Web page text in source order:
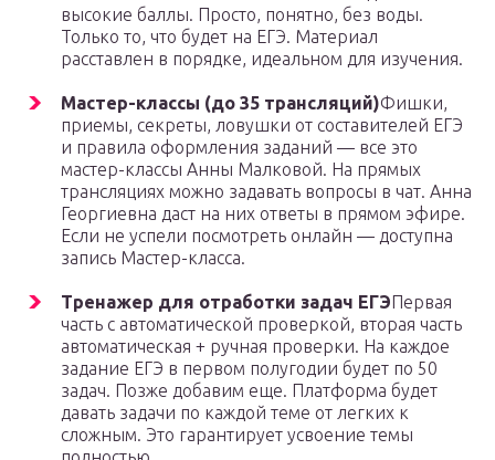
высокие баллы. Просто, понятно, без воды.
Только то, что будет на ЕГЭ. Материал
расставлен в порядке, идеальном для изучения.
Мастер-классы (до 35 трансляций)Фишки,
приемы, секреты, ловушки от составителей ЕГЭ
и правила оформления заданий — все это
мастер-классы Анны Малковой. На прямых
трансляциях можно задавать вопросы в чат. Анна
Георгиевна даст на них ответы в прямом эфире.
Если не успели посмотреть онлайн — доступна
запись Мастер-класса.
Тренажер для отработки задач ЕГЭ Первая
часть с автоматической проверкой, вторая часть
автоматическая + ручная проверки. На каждое
задание ЕГЭ в первом полугодии будет по 50
задач. Позже добавим еще. Платформа будет
давать задачи по каждой теме от легких к
сложным. Это гарантирует усвоение темы